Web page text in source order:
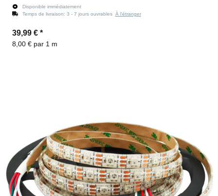
Disponible immédiatement
Temps de livraison: 3 - 7 jours ouvrables À l'étranger
39,99 € *
8,00 € par 1 m